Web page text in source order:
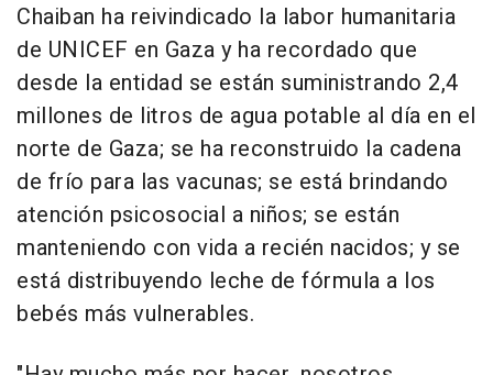
Chaiban ha reivindicado la labor humanitaria
de UNICEF en Gaza y ha recordado que
desde la entidad se están suministrando 2,4
millones de litros de agua potable al día en el
norte de Gaza; se ha reconstruido la cadena
de frío para las vacunas; se está brindando
atención psicosocial a niños; se están
manteniendo con vida a recién nacidos; y se
está distribuyendo leche de fórmula a los
bebés más vulnerables.